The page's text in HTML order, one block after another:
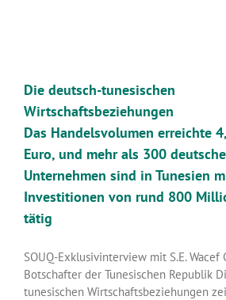
Die deutsch-tunesischen
Wirtschaftsbeziehungen
Das Handelsvolumen erreichte
Euro, und mehr als 300 deutsche
Unternehmen sind in Tunesien
Investitionen von rund 800
tätig
SOUQ-Exklusivinterview mit S.E. Wacef
Botschafter der Tunesischen Republik
tunesischen Wirtschaftsbeziehungen